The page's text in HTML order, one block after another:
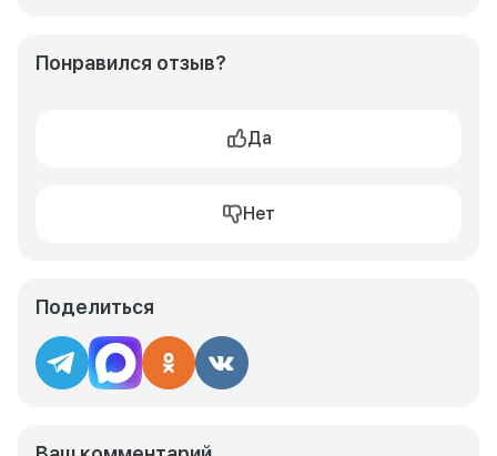
Понравился отзыв?
Да
Нет
Поделиться